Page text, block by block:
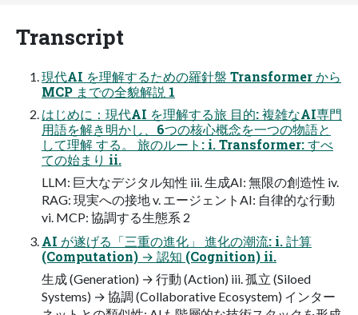
Transcript
現代AI を理解するための羅針盤 Transformer から
MCP までの全貌解説 1
はじめに：現代AI を理解する旅 目的: 複雑なAI専門
用語を解き明かし、6つの核心概念を一つの物語と
して理解 する。 旅のルート: i. Transformer: すべ
ての始まり ii.
LLM: 巨大なデジタル知性 iii. 生成AI: 無限の創造性 iv.
RAG: 現実への接地 v. エージェントAI: 自律的な行動
vi. MCP: 協調する生態系 2
AI が遂げる「三重の進化」 進化の潮流: i. 計算
(Computation) → 認知 (Cognition) ii.
生成 (Generation) → 行動 (Action) iii. 孤立 (Siloed
Systems) → 協調 (Collaborative Ecosystem) インター